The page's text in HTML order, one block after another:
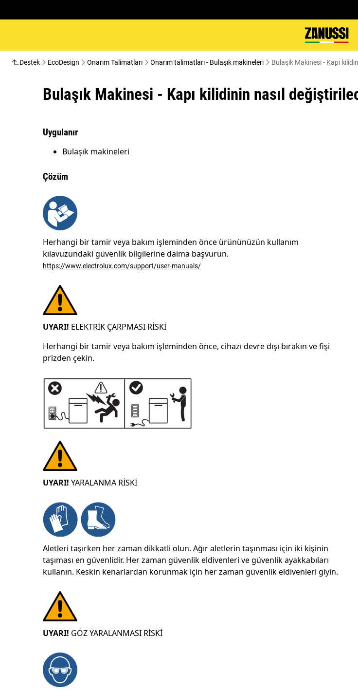
Destek EcoDesign Onarım Talimatları Onarım talimatları - Bulaşık makineleri Bulaşık Makinesi - Kapı
Bulaşık Makinesi - Kapı kilidinin nasıl
Uygulanır
Bulaşık makineleri
Çözüm
Herhangi bir tamir veya bakım işleminden önce ürününüzün kullanım
kılavuzundaki güvenlik bilgilerine daima başvurun.
https://www.electrolux.com/support/user-manuals/
UYARI! ELEKTRİK ÇARPMASI RİSKİ
Herhangi bir tamir veya bakım işleminden önce, cihazı devre dışı bırakın ve fişi
prizden çekin.
UYARI! YARALANMA RİSKİ
Aletleri taşırken her zaman dikkatli olun. Ağır aletlerin taşınması için iki kişinin
taşıması en güvenlidir. Her zaman güvenlik eldivenleri ve güvenlik ayakkabıları
kullanın. Keskin kenarlardan korunmak için her zaman güvenlik eldivenleri giyin.
UYARI! GÖZ YARALANMASI RİSKİ